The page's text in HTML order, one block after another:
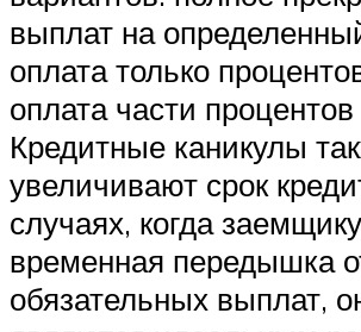
выплат на
оплата только
оплата части процентов
Кредитные каникулы
увеличивают срок
случаях, когда
временная передышка
обязательных выплат,